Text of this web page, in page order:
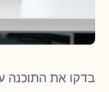
בדקו את התוכנה